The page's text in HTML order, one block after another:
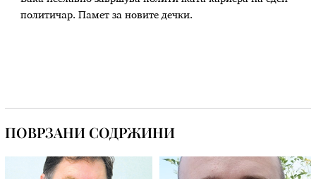
политичар. Памет за новите дечки.
ПОВРЗАНИ СОДРЖИНИ